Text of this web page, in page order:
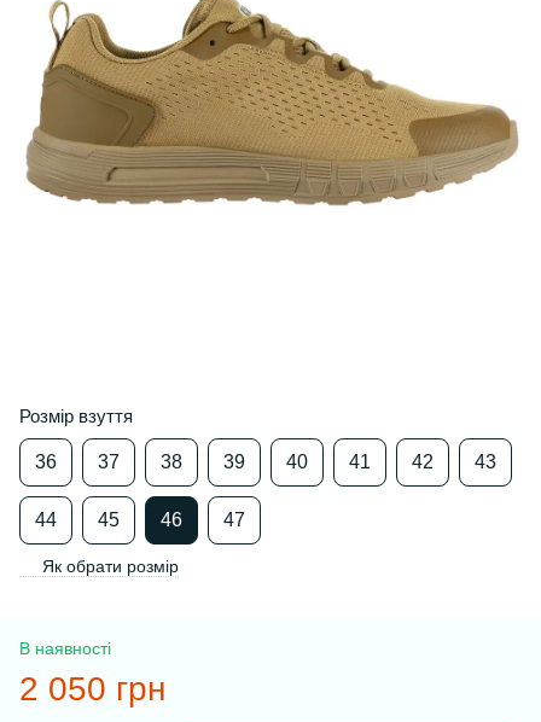
Розмір взуття
36 37 38 39 40 41 42 43
44 45 46 47
Як обрати розмір
В наявності
2 050 грн